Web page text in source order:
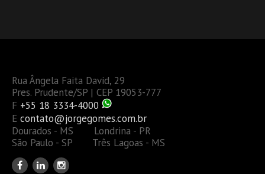
Rua Ângela Faita David, 29
Pres. Prudente/SP | CEP 19053-777
F +55 18 3334-4000
E contato@jorgegomes.com.br
Dourados - MS Londrina - PR
São Paulo - SP Três Lagoas - MS